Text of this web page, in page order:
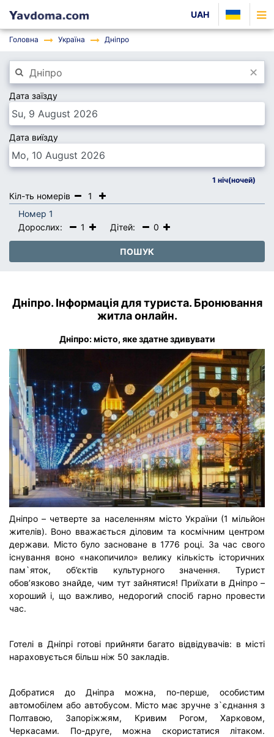
UAH
Головна Україна Дніпро
×
Дата заїзду
Дата виїзду
1 ніч(ночей)
Кіл-ть номерів
1
Номер 1
Дорослих:
1 Дітей: 0
ПОШУК
Дніпро. Інформація для туриста. Бронювання
житла онлайн.
Дніпро: місто, яке здатне здивувати
Дніпро – четверте за населенням місто України (1 мільйон
жителів). Воно вважається діловим та космічним центром
держави. Місто було засноване в 1776 році. За час свого
існування воно «накопичило» велику кількість історичних
пам`яток, об’єктів культурного значення. Турист
обов’язково знайде, чим тут зайнятися! Приїхати в Дніпро –
хороший і, що важливо, недорогий спосіб гарно провести
час.
Готелі в Дніпрі готові прийняти багато відвідувачів: в місті
нараховується більш ніж 50 закладів.
Добратися до Дніпра можна, по-перше, особистим
автомобілем або автобусом. Місто має зручне з`єднання з
Полтавою, Запоріжжям, Кривим Рогом, Харковом,
Черкасами. По-друге, можна скористатися літаком.